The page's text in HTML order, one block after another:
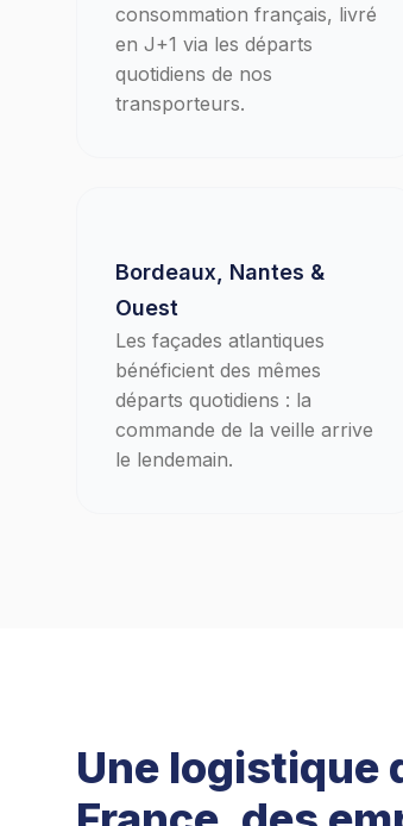
consommation français, livré
en J+1 via les départs
quotidiens de nos
transporteurs.
Bordeaux, Nantes &
Ouest
Les façades atlantiques
bénéficient des mêmes
départs quotidiens : la
commande de la veille arrive
le lendemain.
Une logistique